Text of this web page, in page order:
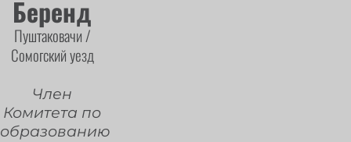
Беренд
Пуштаковачи /
Сомогский уезд
Член
Комитета по
образованию